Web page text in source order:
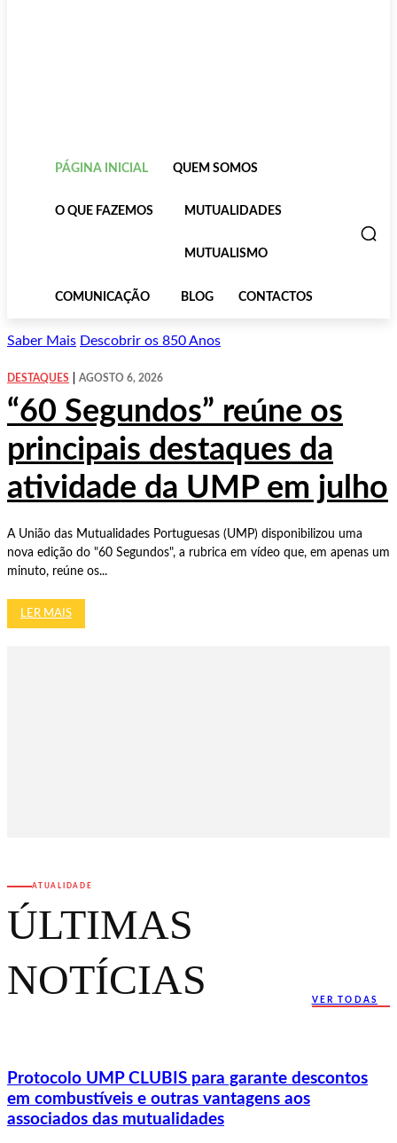
PÁGINA INICIAL QUEM SOMOS
O QUE FAZEMOS MUTUALIDADES
MUTUALISMO
COMUNICAÇÃO BLOG CONTACTOS
Saber Mais Descobrir os 850 Anos
DESTAQUES AGOSTO 6, 2026
“60 Segundos” reúne os
principais destaques da
atividade da UMP em julho
A União das Mutualidades Portuguesas (UMP) disponibilizou uma
nova edição do "60 Segundos", a rubrica em vídeo que, em apenas um
minuto, reúne os...
LER MAIS
ATUALIDADE
ÚLTIMAS
NOTÍCIAS
VER TODAS
Protocolo UMP CLUBIS para garante descontos
em combustíveis e outras vantagens aos
associados das mutualidades